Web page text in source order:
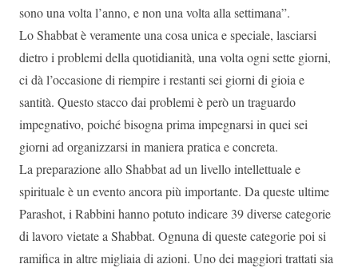
sono una volta l’anno, e non una volta alla settimana”.
Lo Shabbat è veramente una cosa unica e speciale, lasciarsi
dietro i problemi della quotidianità, una volta ogni sette giorni,
ci dà l’occasione di riempire i restanti sei giorni di gioia e
santità. Questo stacco dai problemi è però un traguardo
impegnativo, poiché bisogna prima impegnarsi in quei sei
giorni ad organizzarsi in maniera pratica e concreta.
La preparazione allo Shabbat ad un livello intellettuale e
spirituale è un evento ancora più importante. Da queste ultime
Parashot, i Rabbini hanno potuto indicare 39 diverse categorie
di lavoro vietate a Shabbat. Ognuna di queste categorie poi si
ramifica in altre migliaia di azioni. Uno dei maggiori trattati sia